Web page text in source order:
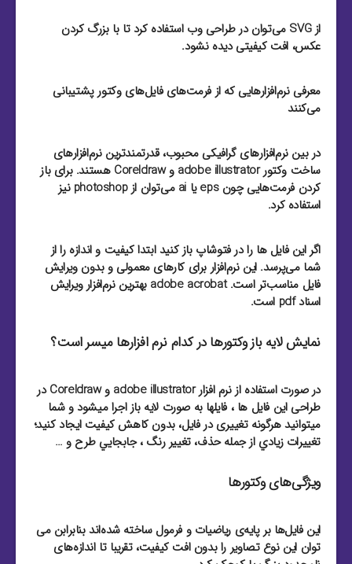
از SVG می‌توان در طراحی وب استفاده کرد تا با بزرگ کردن
عکس، افت کیفیتی دیده نشود.
معرفی نرم‌افزارهایی که از فرمت‌های فایل‌های وکتور پشتیبانی
می‌کنند
در بین نرم‌افزارهای گرافیکی محبوب، قدرتمند‌ترین نرم‌افزارهای
ساخت وکتور adobe illustrator و Coreldraw هستند. برای باز
کردن فرمت‌هایی چون eps یا ai می‌توان از photoshop نیز
استفاده کرد.
اگر این فایل ها را در فتوشاپ باز کنید ابتدا کیفیت و اندازه را از
شما می‌پرسد. این نرم‌افزار برای کارهای معمولی و بدون ویرایش
فایل مناسب‌تر است. adobe acrobat بهترین نرم‌افزار ویرایش
اسناد pdf است.
نمایش لایه باز وکتورها در کدام نرم افزارها میسر است؟
در صورت استفاده از نرم افزار adobe illustrator و Coreldraw در
طراحی این فایل ها ، فایلها به صورت لایه باز اجرا میشود و شما
میتوانید هرگونه تغییری در فایل، بدون کاهش کیفیت ایجاد کنید؛
تغييرات زيادي از جمله حذف، تغيير رنگ ، جابجايي طرح و …
ویژگی‌های وکتورها
این فایل‌ها بر پایه‌ی ریاضیات و فرمول ساخته شده‌اند بنابرابن می
توان این نوع تصاویر را بدون افت کیفیت، تقریبا تا اندازه‌های